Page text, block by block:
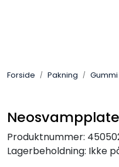
Forside Pakning Gummi
Produktnummer:
Lagerbeholdning: Ikke
Pakning
Gassutstyr
Automasjon